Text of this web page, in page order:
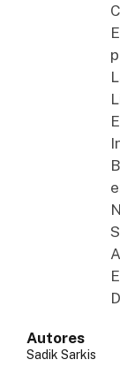
Autores
Sadik Sarkis